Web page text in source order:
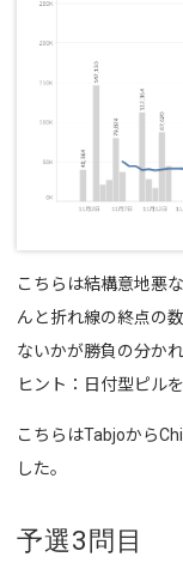
こちらは結構意地悪
んと折れ線の終点の
ないかが勝負の分かれ
ヒント：日付型ピル
こちらはTabjoから
した。
予選3問目